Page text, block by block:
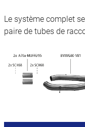
Le système complet
paire de tubes de